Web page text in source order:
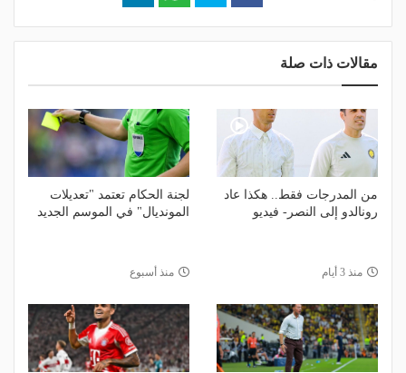
مقالات ذات صلة
من المدرجات فقط.. هكذا عاد
رونالدو إلى النصر- فيديو
منذ 3 أيام
لجنة الحكام تعتمد "تعديلات
المونديال" في الموسم الجديد
منذ أسبوع